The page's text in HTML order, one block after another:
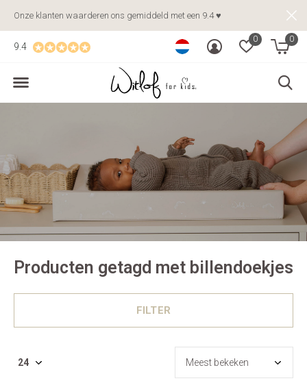
0 0
9.4
Onze klanten waarderen ons gemiddeld met een 9.4 ♥
Producten getagd met billendoekjes
FILTER